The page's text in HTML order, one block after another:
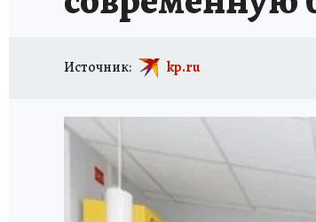
Источник: kp.ru